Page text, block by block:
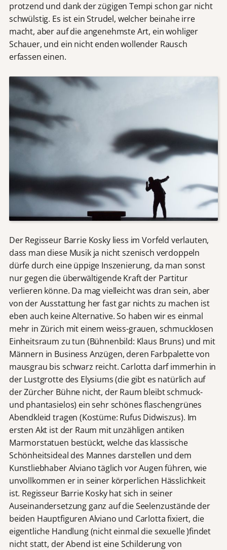
protzend und dank der zügigen Tempi schon gar nicht
schwülstig. Es ist ein Strudel, welcher beinahe irre
macht, aber auf die angenehmste Art, ein wohliger
Schauer, und ein nicht enden wollender Rausch
erfassen einen.
Der Regisseur Barrie Kosky liess im Vorfeld verlauten,
dass man diese Musik ja nicht szenisch verdoppeln
dürfe durch eine üppige Inszenierung, da man sonst
nur gegen die überwältigende Kraft der Partitur
verlieren könne. Da mag vielleicht was dran sein, aber
von der Ausstattung her fast gar nichts zu machen ist
eben auch keine Alternative. So haben wir es einmal
mehr in Zürich mit einem weiss-grauen, schmucklosen
Einheitsraum zu tun (Bühnenbild: Klaus Bruns) und mit
Männern in Business Anzügen, deren Farbpalette von
mausgrau bis schwarz reicht. Carlotta darf immerhin in
der Lustgrotte des Elysiums (die gibt es natürlich auf
der Zürcher Bühne nicht, der Raum bleibt schmuck-
und phantasielos) ein sehr schönes flaschengrünes
Abendkleid tragen (Kostüme: Rufus Didwiszus). Im
ersten Akt ist der Raum mit unzähligen antiken
Marmorstatuen bestückt, welche das klassische
Schönheitsideal des Mannes darstellen und dem
Kunstliebhaber Alviano täglich vor Augen führen, wie
unvollkommen er in seiner körperlichen Hässlichkeit
ist. Regisseur Barrie Kosky hat sich in seiner
Auseinandersetzung ganz auf die Seelenzustände der
beiden Hauptfiguren Alviano und Carlotta fixiert, die
eigentliche Handlung (nicht einmal die sexuelle )findet
nicht statt, der Abend ist eine Schilderung von